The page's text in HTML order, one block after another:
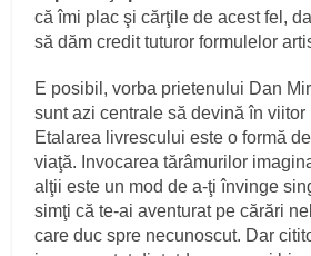
că îmi plac şi cărţile de acest fel,
să dăm credit tuturor formulelor
E posibil, vorba prietenului Dan
sunt azi centrale să devină în viitor
Etalarea livrescului este o formă
viaţă. Invocarea tărâmurilor
alţii este un mod de a-ţi învinge
simţi că te-ai aventurat pe cărări
care duc spre necunoscut. Dar